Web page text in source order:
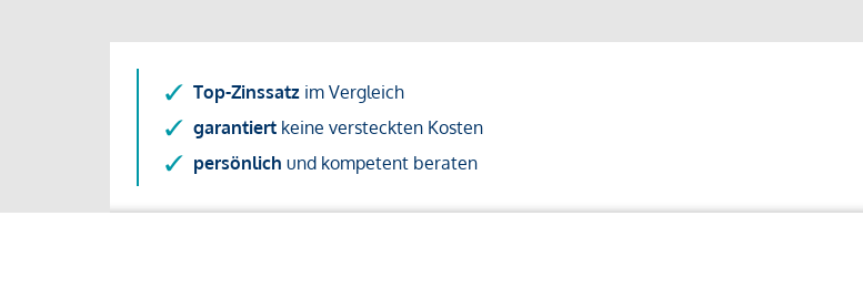
Top-Zinssatz im Vergleich
garantiert keine versteckten Kosten
persönlich und kompetent beraten